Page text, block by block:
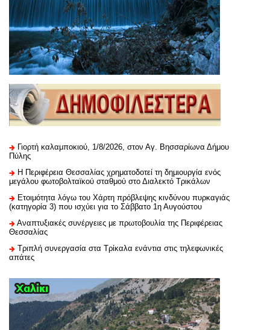
Γιορτή καλαμποκιού, 1/8/2026, στον Αγ. Βησσαρίωνα Δήμου
Πύλης
H Περιφέρεια Θεσσαλίας χρηματοδοτεί τη δημιουργία ενός
μεγάλου φωτοβολταϊκού σταθμού στο Διαλεκτό Τρικάλων
Ετοιμότητα λόγω του Χάρτη πρόβλεψης κινδύνου πυρκαγιάς
(κατηγορία 3) που ισχύει για το Σάββατο 1η Αυγούστου
Αναπτυξιακές συνέργειες με πρωτοβουλία της Περιφέρειας
Θεσσαλίας
Τριπλή συνεργασία στα Τρίκαλα ενάντια στις τηλεφωνικές
απάτες